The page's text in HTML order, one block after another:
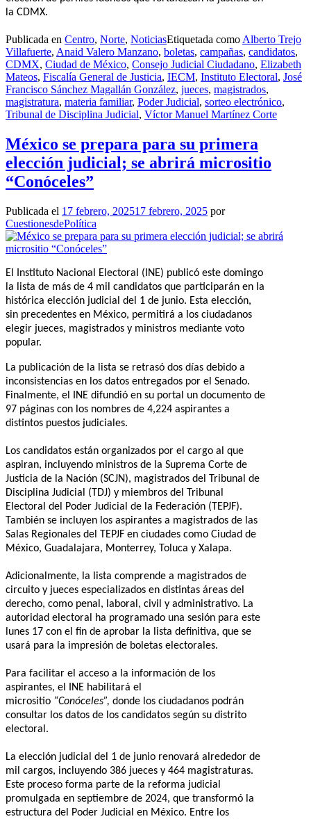
la CDMX.
Publicada en Centro, Norte, NoticiasEtiquetada como Alberto Trejo
Villafuerte, Anaid Valero Manzano, boletas, campañas, candidatos,
CDMX, Ciudad de México, Consejo Judicial Ciudadano, Elizabeth
Mateos, Fiscalía General de Justicia, IECM, Instituto Electoral, José
Francisco Sánchez Magallán González, jueces, magistrados,
magistratura, materia familiar, Poder Judicial, sorteo electrónico,
Tribunal de Disciplina Judicial, Víctor Manuel Martínez Corte
México se prepara para su primera
elección judicial; se abrirá micrositio
“Conóceles”
Publicada el 17 febrero, 202517 febrero, 2025 por
CuestionesdePolítica
El Instituto Nacional Electoral (INE) publicó este domingo
la lista de más de 4 mil candidatos que participarán en la
histórica elección judicial del 1 de junio. Esta elección,
sin precedentes en México, permitirá a los ciudadanos
elegir jueces, magistrados y ministros mediante voto
popular.
La publicación de la lista se retrasó dos días debido a
inconsistencias en los datos entregados por el Senado.
Finalmente, el INE difundió en su portal un documento de
97 páginas con los nombres de 4,224 aspirantes a
distintos puestos judiciales.
Los candidatos están organizados por el cargo al que
aspiran, incluyendo ministros de la Suprema Corte de
Justicia de la Nación (SCJN), magistrados del Tribunal de
Disciplina Judicial (TDJ) y miembros del Tribunal
Electoral del Poder Judicial de la Federación (TEPJF).
También se incluyen los aspirantes a magistrados de las
Salas Regionales del TEPJF en ciudades como Ciudad de
México, Guadalajara, Monterrey, Toluca y Xalapa.
Adicionalmente, la lista comprende a magistrados de
circuito y jueces especializados en distintas áreas del
derecho, como penal, laboral, civil y administrativo. La
autoridad electoral ha programado una sesión para este
lunes 17 con el fin de aprobar la lista definitiva, que se
usará para la impresión de boletas electorales.
Para facilitar el acceso a la información de los
aspirantes, el INE habilitará el
micrositio “Conóceles”, donde los ciudadanos podrán
consultar los datos de los candidatos según su distrito
electoral.
La elección judicial del 1 de junio renovará alrededor de
mil cargos, incluyendo 386 jueces y 464 magistraturas.
Este proceso forma parte de la reforma judicial
promulgada en septiembre de 2024, que transformó la
estructura del Poder Judicial en México. Entre los